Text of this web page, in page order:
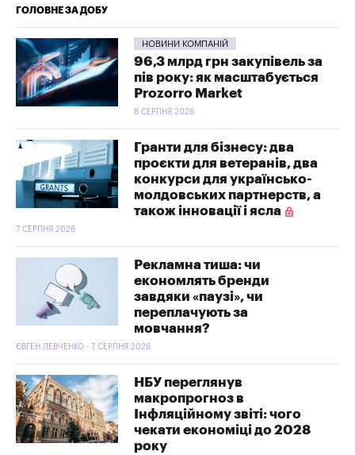
ГОЛОВНЕ ЗА ДОБУ
НОВИНИ КОМПАНІЙ
96,3 млрд грн закупівель за
пів року: як масштабується
Prozorro Market
8 СЕРПНЯ 2026
Гранти для бізнесу: два
проєкти для ветеранів, два
конкурси для українсько-
молдовських партнерств, а
також інновації і ясла
7 СЕРПНЯ 2026
Рекламна тиша: чи
економлять бренди
завдяки «паузі», чи
переплачують за
мовчання?
ЄВГЕН ЛЕВЧЕНКО - 7 СЕРПНЯ 2026
НБУ переглянув
макропрогноз в
Інфляційному звіті: чого
чекати економіці до 2028
року